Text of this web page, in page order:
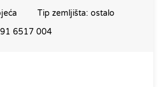
Tip zemljišta: ostalo
6517 004